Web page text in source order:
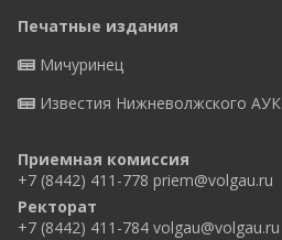
Печатные издания
Мичуринец
Известия Нижневолжского АУК
Приемная комиссия
+7 (8442) 411-778 priem@volgau.ru
Ректорат
+7 (8442) 411-784 volgau@volgau.ru